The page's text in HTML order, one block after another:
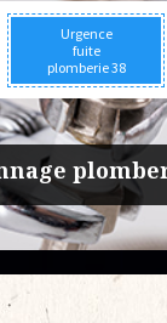
Urgence
fuite
plomberie 38
de